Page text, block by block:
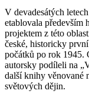
V devadesátých
etablovala především
projektem z této
české, historicky
počátků po rok 1945.
autorsky podíleli na
další knihy věnované
světových dějin.